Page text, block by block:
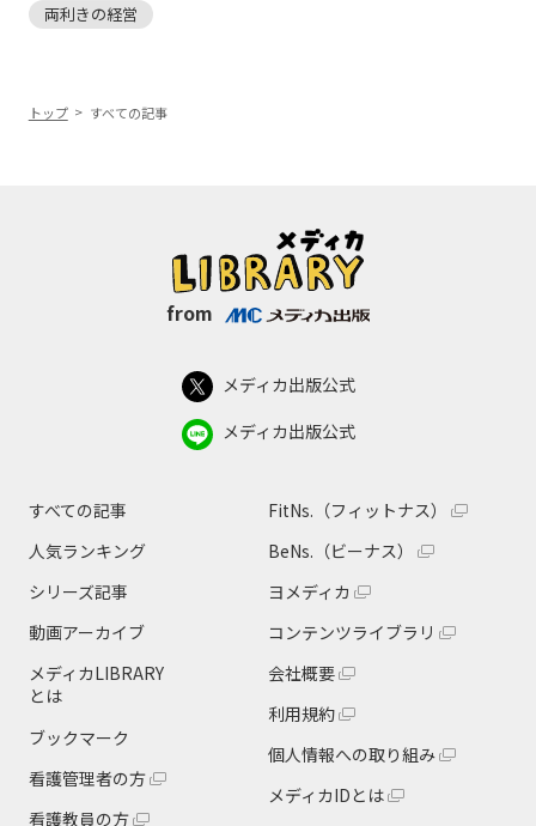
両利きの経営
トップ すべての記事
from
メディカ出版公式
メディカ出版公式
すべての記事
人気ランキング
シリーズ記事
動画アーカイブ
メディカLIBRARY
とは
ブックマーク
看護管理者の方
看護教員の方
FitNs.（フィットナス）
BeNs.（ビーナス）
ヨメディカ
コンテンツライブラリ
会社概要
利用規約
個人情報への取り組み
メディカIDとは